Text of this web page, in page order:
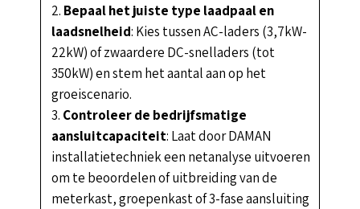
Bepaal het juiste type laadpaal en
laadsnelheid: Kies tussen AC-laders (3,7kW-
22kW) of zwaardere DC-snelladers (tot
350kW) en stem het aantal aan op het
groeiscenario.
Controleer de bedrijfsmatige
aansluitcapaciteit: Laat door DAMAN
installatietechniek een netanalyse uitvoeren
om te beoordelen of uitbreiding van de
meterkast, groepenkast of 3-fase aansluiting